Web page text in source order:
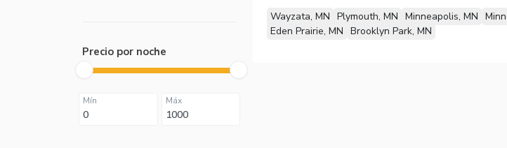
Precio por noche
Mín Máx
Wayzata, MN Plymouth, MN Minneapolis, MN
Eden Prairie, MN Brooklyn Park, MN